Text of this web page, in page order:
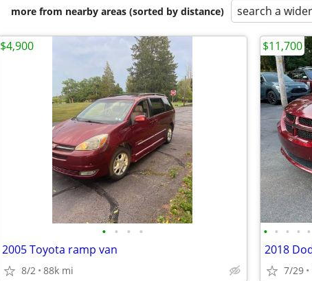
more from nearby areas (sorted by distance) search a
• • • •
2005 Toyota ramp van
8/2 88k mi
$4,900
• • • • •
2018
7/29
$11,700